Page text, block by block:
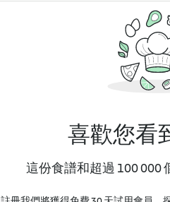
喜歡您看
這份食譜和超過 100 000